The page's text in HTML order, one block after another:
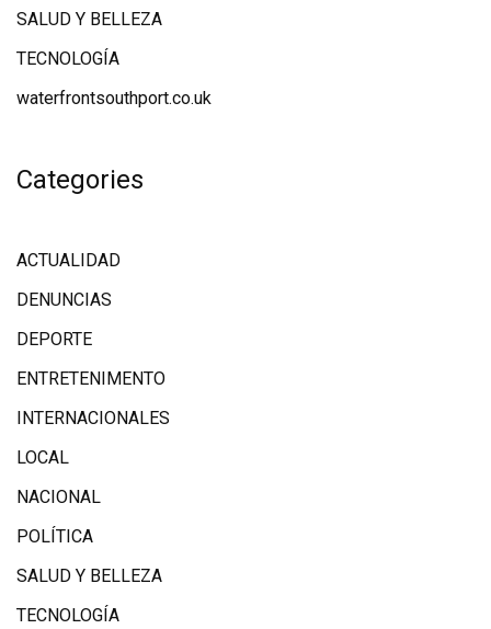
SALUD Y BELLEZA
TECNOLOGÍA
waterfrontsouthport.co.uk
Categories
ACTUALIDAD
DENUNCIAS
DEPORTE
ENTRETENIMENTO
INTERNACIONALES
LOCAL
NACIONAL
POLÍTICA
SALUD Y BELLEZA
TECNOLOGÍA